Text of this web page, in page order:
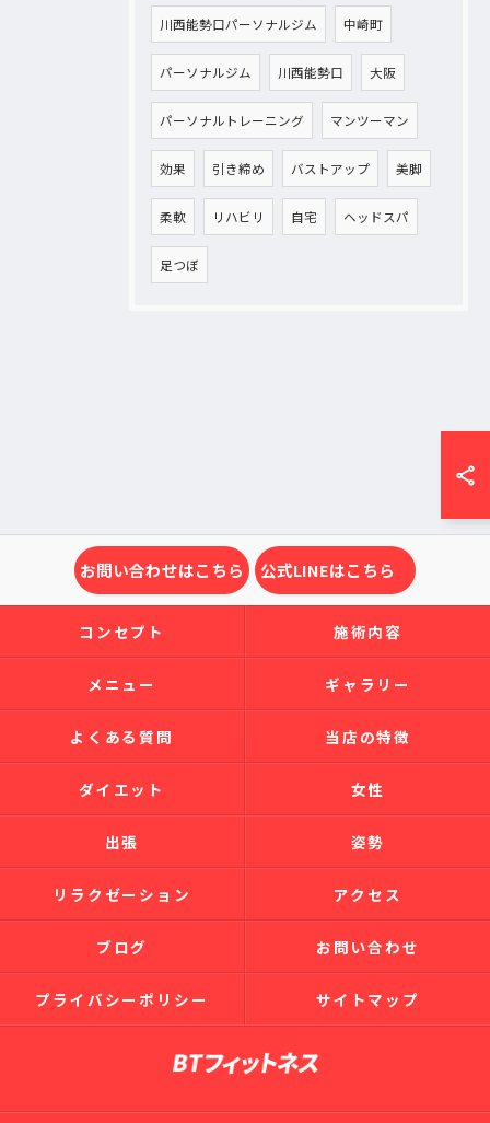
川西能勢口パーソナルジム 中崎町
パーソナルジム 川西能勢口 大阪
パーソナルトレーニング マンツーマン
効果 引き締め バストアップ 美脚
柔軟 リハビリ 自宅 ヘッドスパ
足つぼ
お問い合わせはこちら 公式LINEはこちら
コンセプト 施術内容
メニュー ギャラリー
よくある質問 当店の特徴
ダイエット 女性
出張 姿勢
リラクゼーション アクセス
ブログ お問い合わせ
プライバシーポリシー サイトマップ